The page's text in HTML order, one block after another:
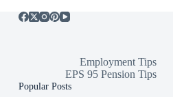
Employment Tips
EPS 95 Pension Tips
Popular Posts